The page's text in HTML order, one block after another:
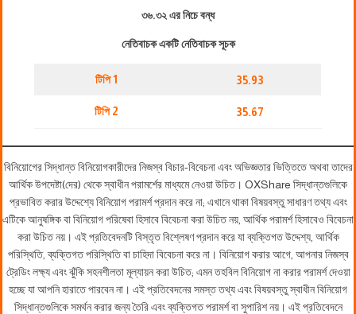
৩৬.৩২ এর নিচে বন্ধ
নেতিবাচক একটি নেতিবাচক সূচক
টিপি 1 35.93
টিপি 2 35.67
বিনিয়োগের সিদ্ধান্ত বিনিয়োগকারীদের নিজস্ব বিচার-বিবেচনা এবং অভিজ্ঞতার ভিত্তিতে অথবা তাদের
আর্থিক উপদেষ্টা(দের) থেকে স্বাধীন পরামর্শের মাধ্যমে নেওয়া উচিত। OXShare সিদ্ধান্তগুলিকে
প্রভাবিত করার উদ্দেশ্যে বিনিয়োগ পরামর্শ প্রদান করে না; এখানে থাকা বিষয়বস্তু সাধারণ তথ্য এবং
এটিকে আনুষঙ্গিক বা বিনিয়োগ পরিষেবা হিসাবে বিবেচনা করা উচিত নয়, আর্থিক পরামর্শ হিসাবেও বিবেচনা
করা উচিত নয়। এই প্রতিবেদনটি বিস্তৃত বিশ্লেষণ প্রদান করে যা ব্যক্তিগত উদ্দেশ্য, আর্থিক
পরিস্থিতি, ব্যক্তিগত পরিস্থিতি বা চাহিদা বিবেচনা করে না। বিনিয়োগ করার আগে, আপনার নিজস্ব
ট্রেডিং লক্ষ্য এবং ঝুঁকি সহনশীলতা মূল্যায়ন করা উচিত; এমন তহবিল বিনিয়োগ না করার পরামর্শ দেওয়া
হচ্ছে যা আপনি হারাতে পারবেন না। এই প্রতিবেদনের সমস্ত তথ্য এবং বিষয়বস্তু স্বাধীন বিনিয়োগ
সিদ্ধান্তগুলিকে সমর্থন করার জন্য তৈরি এবং ব্যক্তিগত পরামর্শ বা সুপারিশ নয়। এই প্রতিবেদনে